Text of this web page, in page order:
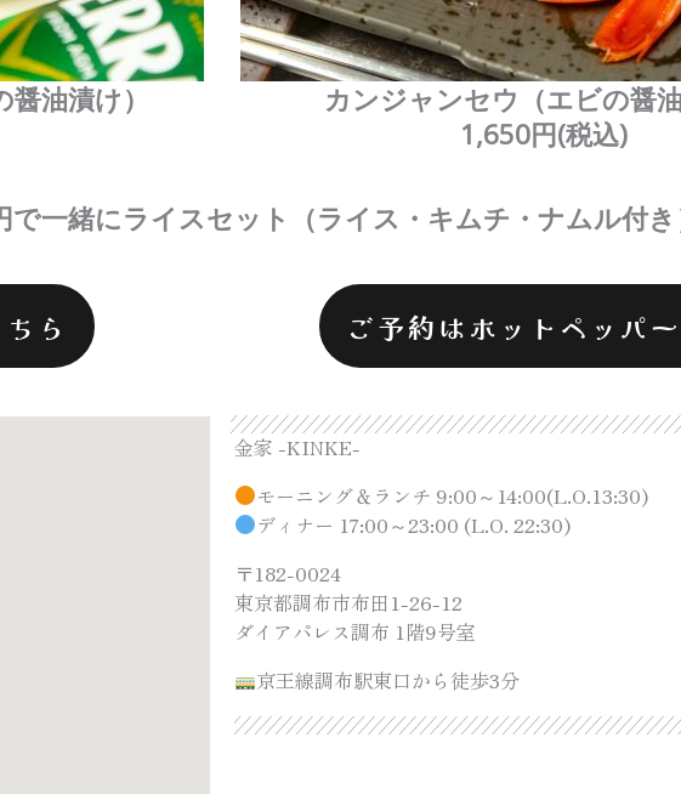
油漬け）
カンジャンセウ（エビの醤油
1,650円(税込)
一緒にライスセット（ライス・キムチ・ナムル付き
ら ご予約はホットペッパー
金家 -KINKE-
モーニング＆ランチ 9:00～14:00(L.O.13:30)
ディナー 17:00～23:00 (L.O. 22:30)
〒182-0024
東京都調布市布田1-26-12
ダイアパレス調布 1階9号室
京王線調布駅東口から徒歩3分